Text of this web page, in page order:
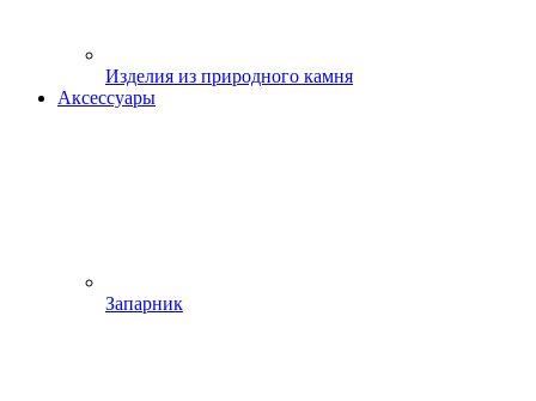
Изделия из природного камня
Аксессуары
Запарник